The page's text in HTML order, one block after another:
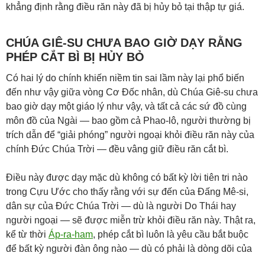
khẳng định rằng điều răn này đã bị hủy bỏ tại thập tự giá.
CHÚA GIÊ-SU CHƯA BAO GIỜ DẠY RẰNG
PHÉP CẮT BÌ BỊ HỦY BỎ
Có hai lý do chính khiến niềm tin sai lầm này lại phổ biến
đến như vậy giữa vòng Cơ Đốc nhân, dù Chúa Giê-su chưa
bao giờ dạy một giáo lý như vậy, và tất cả các sứ đồ cùng
môn đồ của Ngài — bao gồm cả Phao-lô, người thường bị
trích dẫn để “giải phóng” người ngoại khỏi điều răn này của
chính Đức Chúa Trời — đều vâng giữ điều răn cắt bì.
Điều này được dạy mặc dù không có bất kỳ lời tiên tri nào
trong Cựu Ước cho thấy rằng với sự đến của Đấng Mê-si,
dân sự của Đức Chúa Trời — dù là người Do Thái hay
người ngoại — sẽ được miễn trừ khỏi điều răn này. Thật ra,
kể từ thời Áp-ra-ham, phép cắt bì luôn là yêu cầu bắt buộc
để bất kỳ người đàn ông nào — dù có phải là dòng dõi của